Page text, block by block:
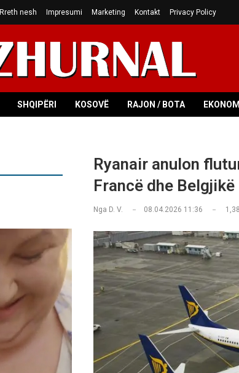
Rreth nesh Impresumi Marketing Kontakt Privacy Policy
SHQIPËRI KOSOVË RAJON / BOTA EKONOMI
Ryanair anulon
Francë dhe Belgjikë
Nga D. V. 08.04.2026 11:36